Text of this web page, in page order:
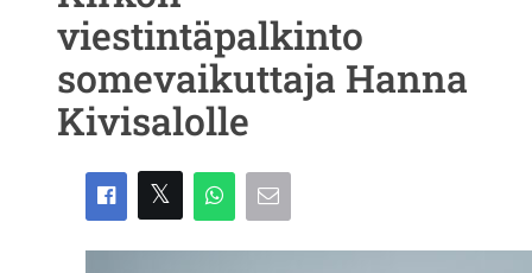
viestintäpalkinto
somevaikuttaja Hanna
Kivisalolle